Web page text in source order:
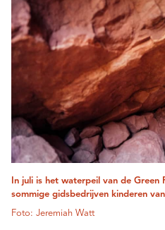
In juli is het waterpeil van de
sommige gidsbedrijven kinderen
Foto: Jeremiah Watt